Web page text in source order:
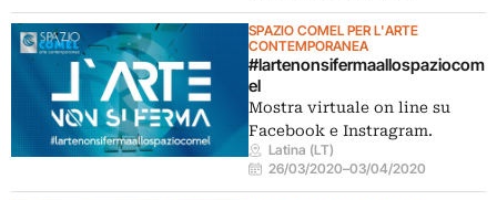
SPAZIO COMEL PER L'ARTE
CONTEMPORANEA
#lartenonsifermaallospaziocom
el
Mostra virtuale on line su
Facebook e Instragram.
Latina (LT)
26/03/2020–03/04/2020